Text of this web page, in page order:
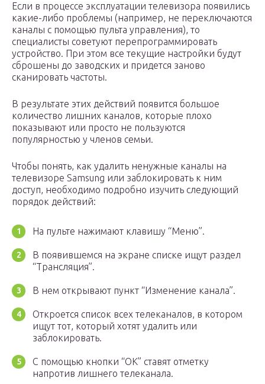
Если в процессе эксплуатации телевизора появились
какие-либо проблемы (например, не переключаются
каналы с помощью пульта управления), то
специалисты советуют перепрограммировать
устройство. При этом все текущие настройки будут
сброшены до заводских и придется заново
сканировать частоты.
В результате этих действий появится большое
количество лишних каналов, которые плохо
показывают или просто не пользуются
популярностью у членов семьи.
Чтобы понять, как удалить ненужные каналы на
телевизоре Samsung или заблокировать к ним
доступ, необходимо подробно изучить следующий
порядок действий:
На пульте нажимают клавишу “Меню”.
В появившемся на экране списке ищут раздел
“Трансляция”.
В нем открывают пункт “Изменение канала”.
Откроется список всех телеканалов, в котором
ищут тот, который хотят удалить или
заблокировать.
С помощью кнопки “OK” ставят отметку
напротив лишнего телеканала.